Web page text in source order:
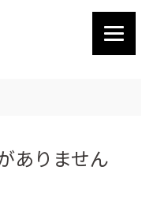
ありません